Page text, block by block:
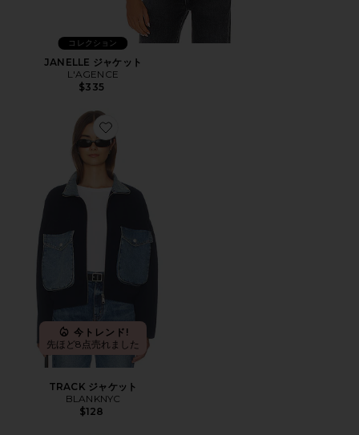
コレクション
JANELLE ジャケット
L'AGENCE
$335
今トレンド!
先ほど8点売れました
TRACK ジャケット
BLANKNYC
$128